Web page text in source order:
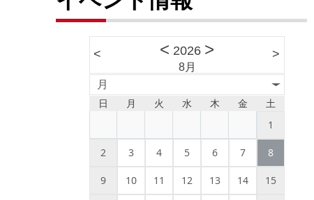
< < 2026 >
8月
>
月
日 月 火 水 木 金 土
1
2 3 4 5 6 7 8
9 10 11 12 13 14 15